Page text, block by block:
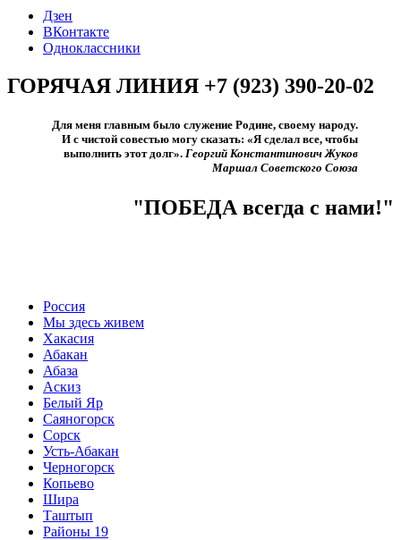
Дзен
ВКонтакте
Одноклассники
ГОРЯЧАЯ ЛИНИЯ +7 (923) 390-20-02
Для меня главным было служение Родине, своему народу.
И с чистой совестью могу сказать: «Я сделал все, чтобы
выполнить этот долг».​ Георгий Константинович Жуков
Маршал Советского Союза
"ПОБЕДА всегда с нами!"
Россия
Мы здесь живем
Хакасия
Абакан
Абаза
Аскиз
Белый Яр
Саяногорск
Сорск
Усть-Абакан
Черногорск
Копьево
Шира
Таштып
Районы 19